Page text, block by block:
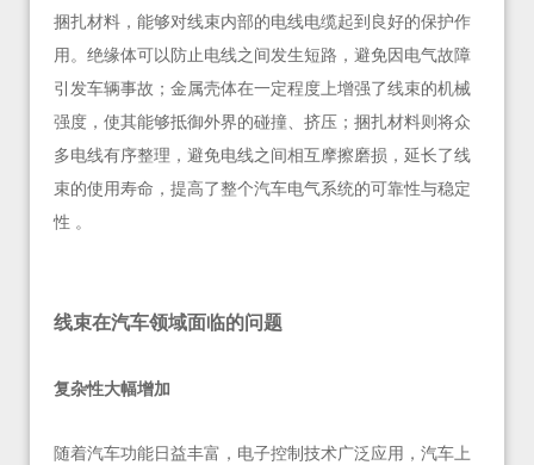
捆扎材料，能够对线束内部的电线电缆起到良好的保护作
用。绝缘体可以防止电线之间发生短路，避免因电气故障
引发车辆事故；金属壳体在一定程度上增强了线束的机械
强度，使其能够抵御外界的碰撞、挤压；捆扎材料则将众
多电线有序整理，避免电线之间相互摩擦磨损，延长了线
束的使用寿命，提高了整个汽车电气系统的可靠性与稳定
性 。
线束在汽车领域面临的问题
复杂性大幅增加
随着汽车功能日益丰富，电子控制技术广泛应用，汽车上